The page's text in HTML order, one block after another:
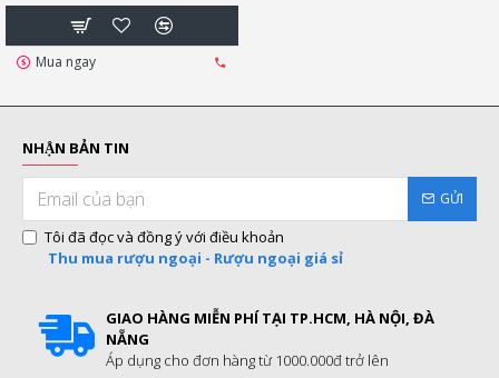
Mua ngay
NHẬN BẢN TIN
GỬI
Tôi đã đọc và đồng ý với điều khoản
Thu mua rượu ngoại - Rượu ngoại giá sỉ
GIAO HÀNG MIỄN PHÍ TẠI TP.HCM, HÀ NỘI, ĐÀ
NẴNG
Áp dụng cho đơn hàng từ 1000.000đ trở lên